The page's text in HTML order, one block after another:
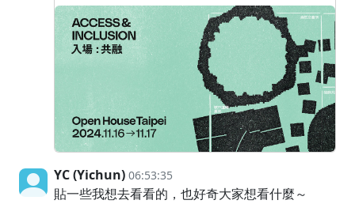
YC (Yichun) 06:53:35
貼一些我想去看看的，也好奇大家想看什麼～